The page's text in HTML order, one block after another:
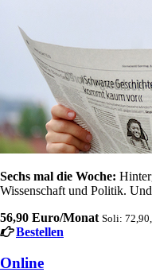
Sechs mal die Woche:
Wissenschaft und Politik.
56,90 Euro/Monat Soli:
Bestellen
Online